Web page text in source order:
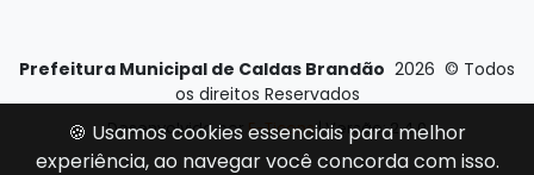
Prefeitura Municipal de Caldas Brandão 2026 © Todos
os direitos Reservados
Desenvolvido por E-Ticons| Versão: 2.4.0
🍪 Usamos cookies essenciais para melhor
experiência, ao navegar você concorda com isso.